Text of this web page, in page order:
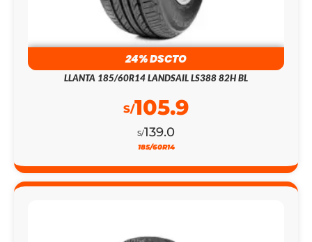
24% DSCTO
LLANTA 185/60R14 LANDSAIL LS388 82H BL
S/139.0
S/105.9
185/60R14